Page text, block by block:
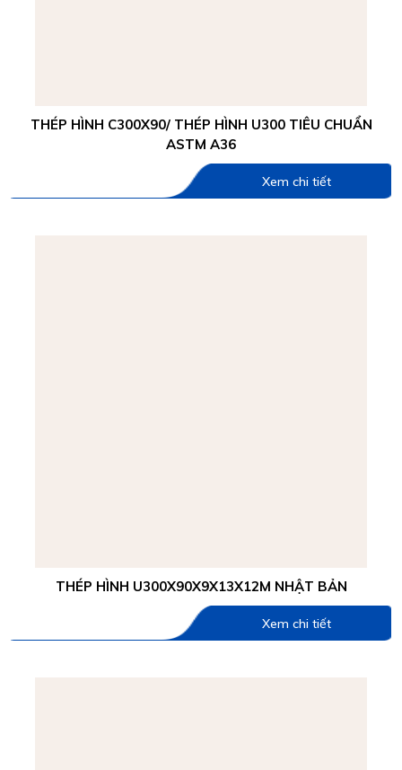
THÉP HÌNH C300X90/ THÉP HÌNH U300 TIÊU CHUẨN
ASTM A36
Xem chi tiết
THÉP HÌNH U300X90X9X13X12M NHẬT BẢN
Xem chi tiết